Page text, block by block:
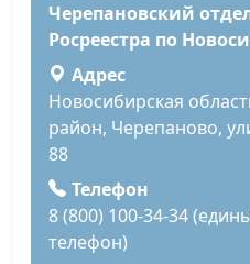
Черепановский
Росреестра по
Адрес
Новосибирская
район, Черепаново,
88
Телефон
8 (800) 100-34-34
телефон)